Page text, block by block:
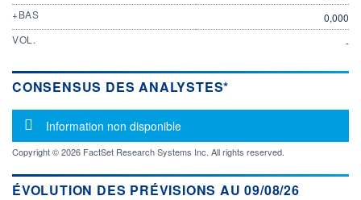
+BAS
0,000
VOL.
-
CONSENSUS DES ANALYSTES*
Message d'information
Information non disponible
Copyright © 2026 FactSet Research Systems Inc. All rights reserved.
ÉVOLUTION DES PRÉVISIONS AU 09/08/26